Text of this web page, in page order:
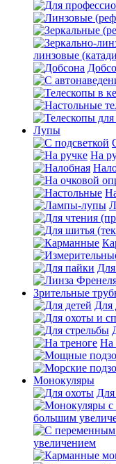
линзовые
Лупы
На
Зрительные
Для
На
Монокуляры
большим
увеличением